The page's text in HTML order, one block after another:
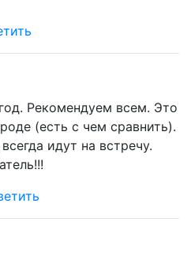
Рекомендуем всем. Это
(есть с чем сравнить).
идут на встречу.